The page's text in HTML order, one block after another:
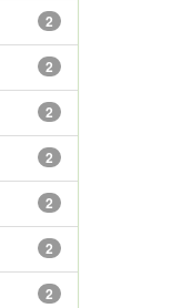
2
2
2
2
2
2
2